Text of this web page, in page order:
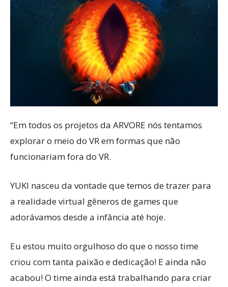
“Em todos os projetos da ARVORE nós tentamos
explorar o meio do VR em formas que não
funcionariam fora do VR.
YUKI nasceu da vontade que temos de trazer para
a realidade virtual gêneros de games que
adorávamos desde a infância até hoje.
Eu estou muito orgulhoso do que o nosso time
criou com tanta paixão e dedicação! E ainda não
acabou! O time ainda está trabalhando para criar